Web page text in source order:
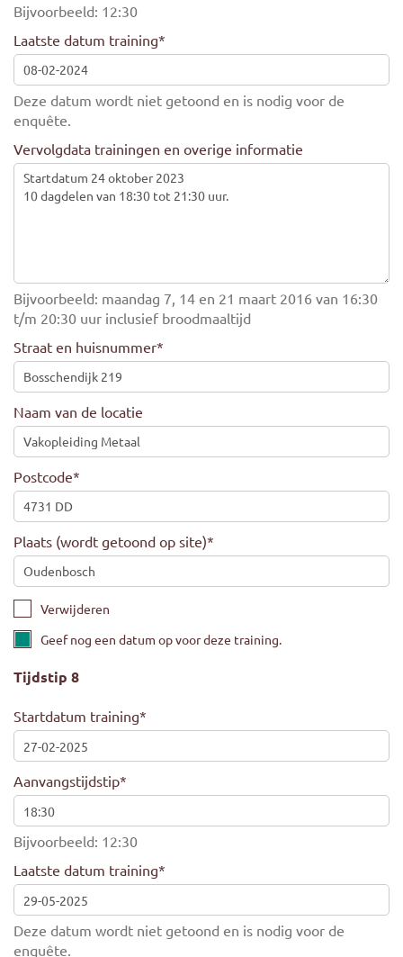
Bijvoorbeeld: 12:30
Laatste datum training*
Deze datum wordt niet getoond en is nodig voor de
enquête.
Vervolgdata trainingen en overige informatie
Bijvoorbeeld: maandag 7, 14 en 21 maart 2016 van 16:30
t/m 20:30 uur inclusief broodmaaltijd
Straat en huisnummer*
Naam van de locatie
Postcode*
Plaats (wordt getoond op site)*
Verwijderen
Geef nog een datum op voor deze training.
Tijdstip 8
Startdatum training*
Aanvangstijdstip*
Bijvoorbeeld: 12:30
Laatste datum training*
Deze datum wordt niet getoond en is nodig voor de
enquête.